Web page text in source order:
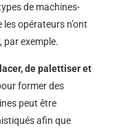
de machines-
opérateurs n’ont
par exemple.
de palettiser et
former des
peut être
afin que